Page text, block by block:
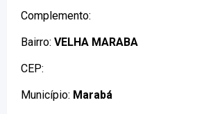
Complemento:
Bairro: VELHA MARABA
CEP:
Município: Marabá